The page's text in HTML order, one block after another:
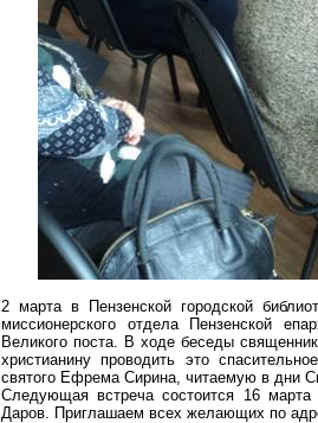
2 марта в Пензенской городской
миссионерского отдела Пензенской
Великого поста. В ходе беседы
христианину проводить это
святого Ефрема Сирина, читаемую в дни
Следующая встреча состоится 16
Даров. Приглашаем всех желающих по